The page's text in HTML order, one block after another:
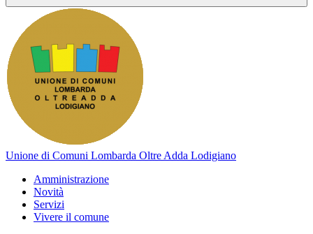
Unione di Comuni Lombarda Oltre Adda Lodigiano
Amministrazione
Novità
Servizi
Vivere il comune